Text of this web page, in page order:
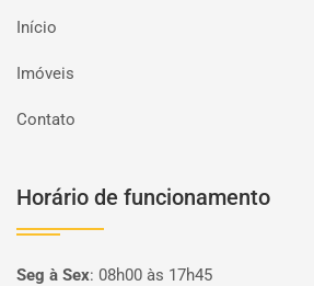
Início
Imóveis
Contato
Horário de funcionamento
Seg à Sex: 08h00 às 17h45